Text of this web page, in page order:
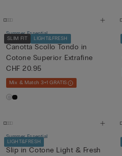
SLIM FIT LIGHT&FRESH
Summer Essential
Canotta Scollo Tondo in
Cotone Superior Extrafine
CHF 20.95
Mix & Match 3+1 GRATIS
LIGHT&FRESH
Summer Essential
Slip in Cotone Light & Fresh